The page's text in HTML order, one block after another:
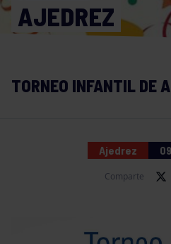
AJEDREZ
TORNEO INFANTIL DE
Ajedrez
Comparte